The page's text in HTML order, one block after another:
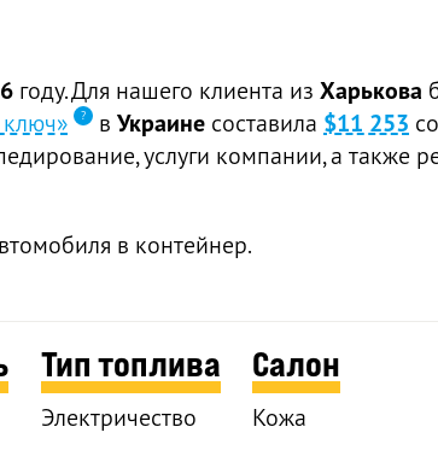
году. Для нашего клиента из Харькова
в Украине составила $11 253
услуги компании, а также
в контейнер.
Тип топлива
Электричество
Салон
Кожа